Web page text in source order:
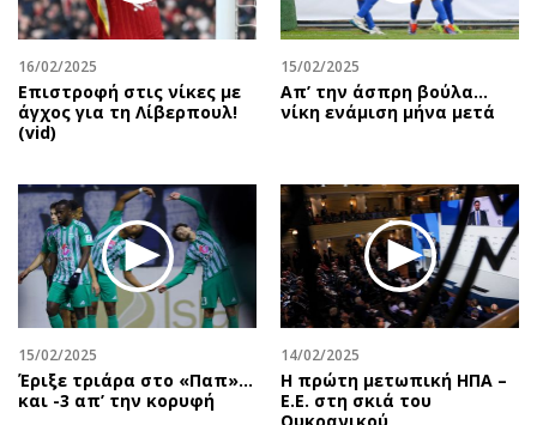
16/02/2025
Επιστροφή στις νίκες με
άγχος για τη Λίβερπουλ!
(vid)
15/02/2025
Απ’ την άσπρη βούλα…
νίκη ενάμιση μήνα μετά
15/02/2025
Έριξε τριάρα στο «Παπ»…
και -3 απ’ την κορυφή
14/02/2025
Η πρώτη μετωπική ΗΠΑ –
Ε.Ε. στη σκιά του
Ουκρανικού